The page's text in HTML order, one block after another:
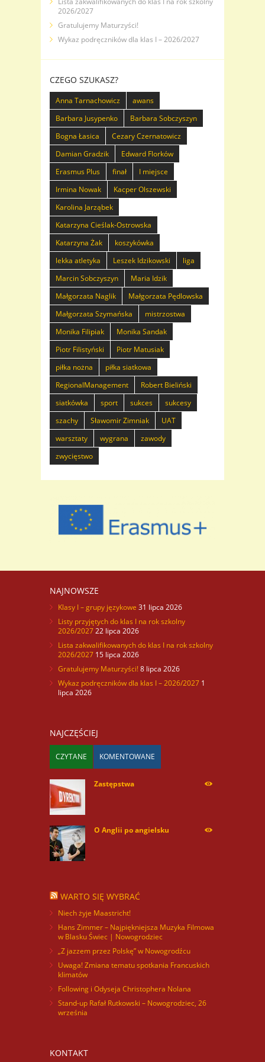
2026/2027
Gratulujemy Maturzyści!
Wykaz podręczników dla klas I – 2026/2027
CZEGO SZUKASZ?
Anna Tarnachowicz
awans
Barbara Jusypenko
Barbara Sobczyszyn
Bogna Łasica
Cezary Czernatowicz
Damian Gradzik
Edward Florków
Erasmus Plus
finał
I miejsce
Irmina Nowak
Kacper Olszewski
Karolina Jarząbek
Katarzyna Cieślak-Ostrowska
Katarzyna Żak
koszykówka
lekka atletyka
Leszek Idzikowski
liga
Marcin Sobczyszyn
Maria Idzik
Małgorzata Naglik
Małgorzata Pędlowska
Małgorzata Szymańska
mistrzostwa
Monika Filipiak
Monika Sandak
Piotr Filistyński
Piotr Matusiak
piłka nożna
piłka siatkowa
RegionalManagement
Robert Bieliński
siatkówka
sport sukces
sukcesy
szachy
Sławomir Zimniak
UAT
warsztaty
wygrana
zawody
zwycięstwo
NAJNOWSZE
Klasy I – grupy językowe 31 lipca 2026
Listy przyjętych do klas I na rok szkolny
2026/202722 lipca 2026
Lista zakwalifikowanych do klas I na rok szkolny
2026/2027 15 lipca 2026
Gratulujemy Maturzyści!8 lipca 2026
Wykaz podręczników dla klas I – 2026/2027 1
lipca 2026
NAJCZĘŚCIEJ
CZYTANE KOMENTOWANE
Zastępstwa
O Anglii po angielsku
WARTO SIĘ WYBRAĆ
Niech żyje Maastricht!
Hans Zimmer – Najpiękniejsza Muzyka Filmowa
w Blasku Świec | Nowogrodziec
„Z jazzem przez Polskę” w Nowogrodźcu
Uwaga! Zmiana tematu spotkania Francuskich
klimatów
Following i Odyseja Christophera Nolana
Stand-up Rafał Rutkowski – Nowogrodziec, 26
września
KONTAKT